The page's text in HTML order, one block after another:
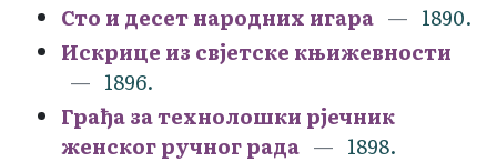
Сто и десет народних игара
1890.
Искрице из свјетске књижевности
1896.
Грађа за технолошки рјечник
женског ручног рада
1898.